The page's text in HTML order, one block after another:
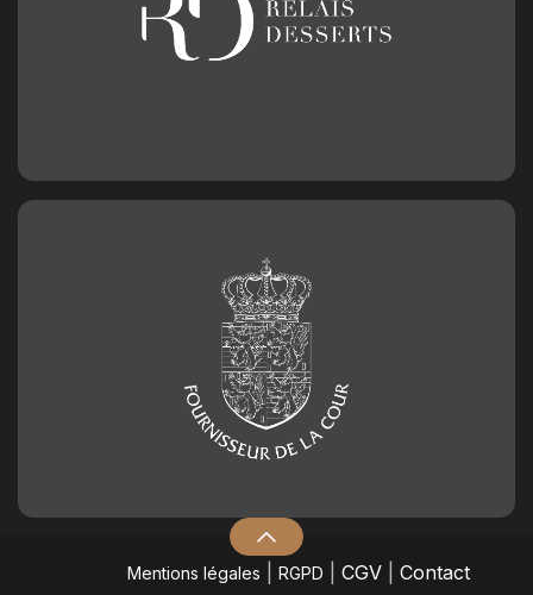
Mentions légales RGPD CGV| Contact